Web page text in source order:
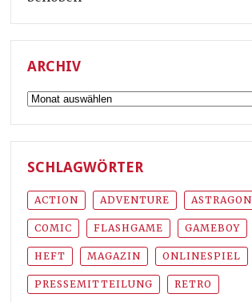
ARCHIV
Archiv
SCHLAGWÖRTER
ACTION ADVENTURE ASTRAGON
COMIC FLASHGAME GAMEBOY
HEFT MAGAZIN ONLINESPIEL
PRESSEMITTEILUNG RETRO